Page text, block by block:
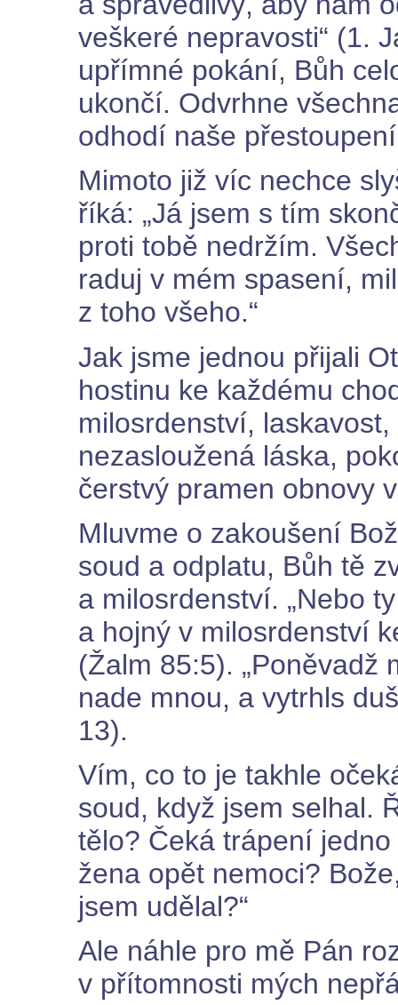
veškeré nepravosti“ (1.
upřímné pokání, Bůh
ukončí. Odvrhne
odhodí naše
Mimoto již víc nechce
říká: „Já jsem s tím
proti tobě nedržím.
raduj v mém spasení,
z toho všeho.“
Jak jsme jednou přijali
hostinu ke každému
milosrdenství,
nezasloužená láska,
čerstvý pramen obnovy
Mluvme o zakoušení
soud a odplatu, Bůh tě
a milosrdenství. „Nebo
a hojný v milosrdenství
(Žalm 85:5). „Poněvadž
nade mnou, a vytrhls
13).
Vím, co to je takhle
soud, když jsem selhal.
tělo? Čeká trápení
žena opět nemoci?
jsem udělal?“
Ale náhle pro mě Pán
v přítomnosti mých